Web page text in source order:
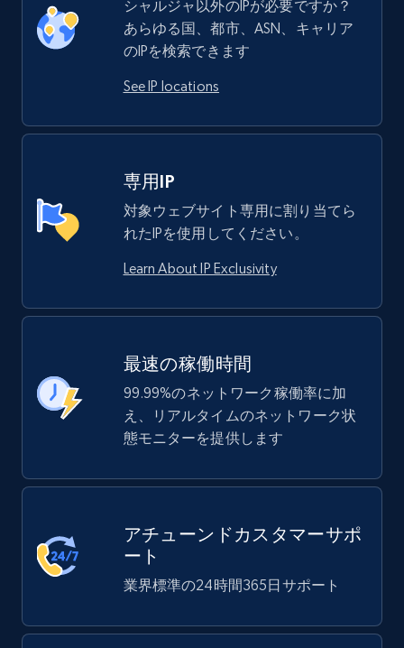
シャルジャ以外のIPが必要ですか？
あらゆる国、都市、ASN、キャリア
のIPを検索できます
See IP locations
専用IP
対象ウェブサイト専用に割り当てら
れたIPを使用してください。
Learn About IP Exclusivity
最速の稼働時間
99.99%のネットワーク稼働率に加
え、リアルタイムのネットワーク状
態モニターを提供します
アチューンドカスタマーサポ
ート
業界標準の24時間365日サポート